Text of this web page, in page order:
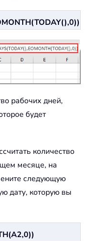
рабочих дней,
будет
количество
месяце, на
следующую
дату, которую вы